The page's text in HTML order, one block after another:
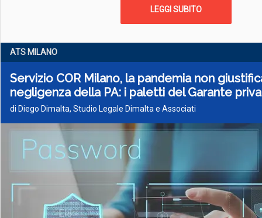
LEGGI SUBITO
ATS MILANO
Servizio COR Milano, la pandemia non
negligenza della PA: i paletti del Garante
di Diego Dimalta, Studio Legale Dimalta e Associati